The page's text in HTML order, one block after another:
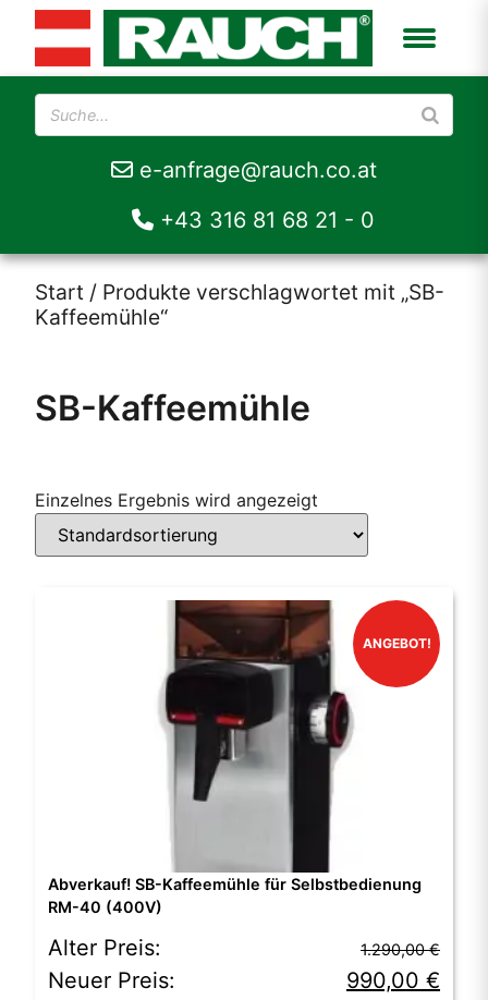
e-anfrage@rauch.co.at
+43 316 81 68 21 - 0
Start / Produkte verschlagwortet mit „SB-
Kaffeemühle“
SB-Kaffeemühle
Einzelnes Ergebnis wird angezeigt
ANGEBOT!
Abverkauf! SB-Kaffeemühle für Selbstbedienung
RM-40 (400V)
Alter Preis: 1.290,00€
Ursprünglicher
Preis
Neuer Preis: 990,00 €
Aktueller
Preis